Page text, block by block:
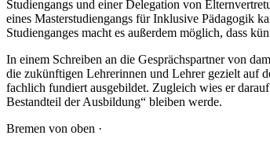
Studiengangs und einer Delegation von
eines Masterstudiengangs für Inklusive Pädagogik
Studienganges macht es außerdem möglich, dass
In einem Schreiben an die Gesprächspartner von
die zukünftigen Lehrerinnen und Lehrer gezielt auf
fachlich fundiert ausgebildet. Zugleich wies er
Bestandteil der Ausbildung“ bleiben werde.
Bremen von oben ·